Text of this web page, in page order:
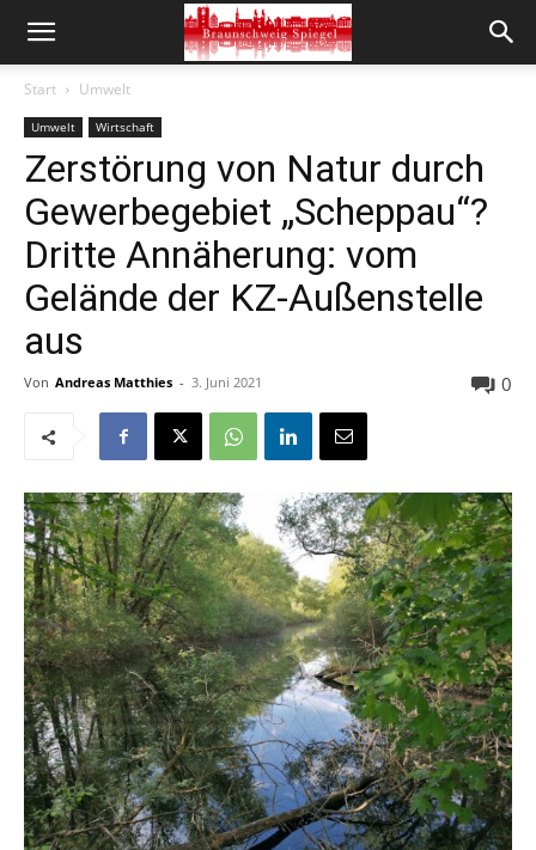
Start Umwelt
Umwelt Wirtschaft
Zerstörung von Natur durch
Gewerbegebiet „Scheppau“?
Dritte Annäherung: vom
Gelände der KZ-Außenstelle
aus
Von Andreas Matthies - 3. Juni 2021 0